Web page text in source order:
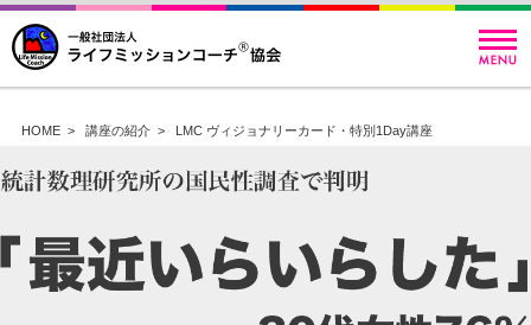
HOME> 講座の紹介> LMC ヴィジョナリーカード・特別1Day講座